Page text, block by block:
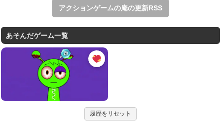
アクションゲームの庵の更新RSS
あそんだゲーム一覧
履歴をリセット